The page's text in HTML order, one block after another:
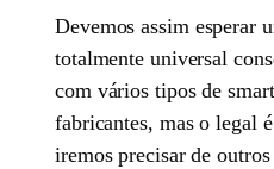
Devemos assim esperar
totalmente universal
com vários tipos de
fabricantes, mas o legal
iremos precisar de